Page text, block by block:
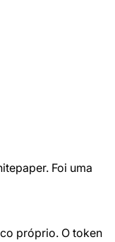
Foi uma
próprio. O token